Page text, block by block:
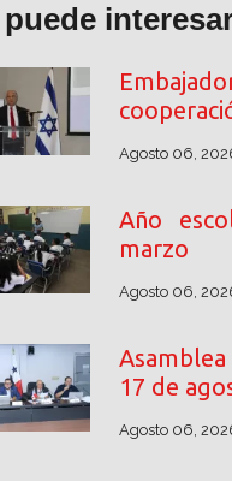
puede
Agosto 06,
Año
marzo
Agosto 06,
Asamblea
17 de
Agosto 06,